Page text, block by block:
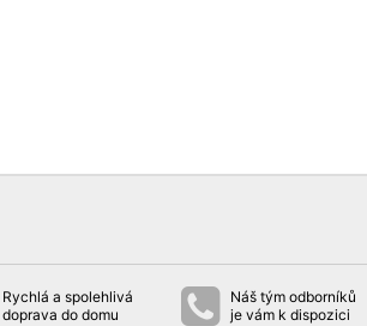
Rychlá a spolehlivá
doprava do domu
Náš tým odborníků
je vám k dispozici